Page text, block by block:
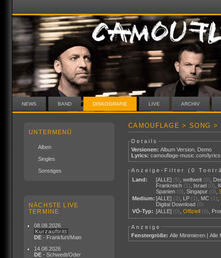
NEWS BAND DISKOGRAFIE LIVE ARCHIV
UNTERMENÜ
Alben
Singles
Sonstiges
NÄCHSTE LIVE
TERMINE
08.08.2026
Kurzauftritt
DE - Frankfurt/Main
14.08.2026
DE - Schwedt/Oder
CAMOUFLAGE > SONG >
Details
Versionen: Album Version, Demo
Lyrics: camouflage-music.com/
Anzeige-Filter (0
Land:
[ALLE] (5) ,weltweit (0)
Frankreich (1) Israel (0)
Spanien (0) ,Singapur (0) ,
Medium: [ALLE] (2) LP (1) MC (1) ,
Digital Download (0)
VÖ-Typ: [ALLE] (0) ,Offiziell (0)
Anzeige
Fenstergröße: Alle Minimieren |Alle